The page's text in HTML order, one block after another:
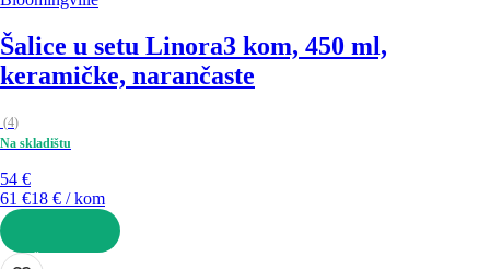
Šalice u setu Linora3 kom, 450 ml,
keramičke, narančaste
(4)
Na skladištu
54 €
61 €18 € / kom
U KOŠARICU